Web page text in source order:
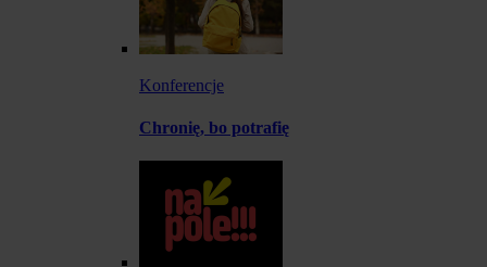
Konferencje
Chronię, bo potrafię